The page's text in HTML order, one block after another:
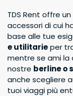
TDS Rent offre
accessori di cui
base alle tue
e utilitarieper
mentre se ami la
nostre berline o
anche scegliere
tuoi viaggi più
Custonaci
Data di consegna
Conducente
Sono un